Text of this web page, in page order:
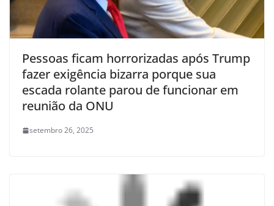
Pessoas ficam horrorizadas após Trump
fazer exigência bizarra porque sua
escada rolante parou de funcionar em
reunião da ONU
setembro 26, 2025